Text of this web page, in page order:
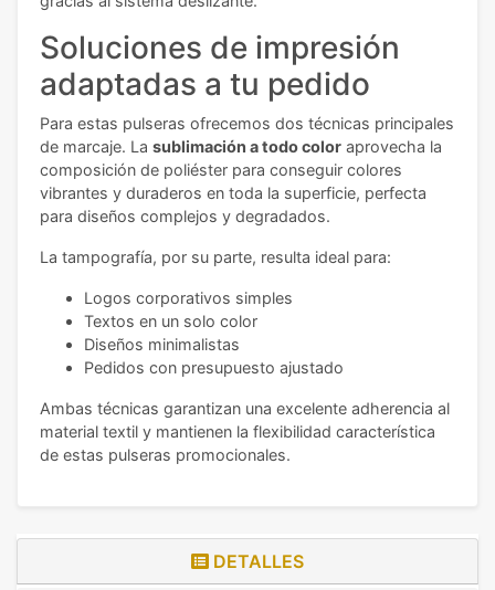
Soluciones de impresión
adaptadas a tu pedido
Para estas pulseras ofrecemos dos técnicas principales
de marcaje. La sublimación a todo color aprovecha la
composición de poliéster para conseguir colores
vibrantes y duraderos en toda la superficie, perfecta
para diseños complejos y degradados.
La tampografía, por su parte, resulta ideal para:
Logos corporativos simples
Textos en un solo color
Diseños minimalistas
Pedidos con presupuesto ajustado
Ambas técnicas garantizan una excelente adherencia al
material textil y mantienen la flexibilidad característica
de estas pulseras promocionales.
DETALLES